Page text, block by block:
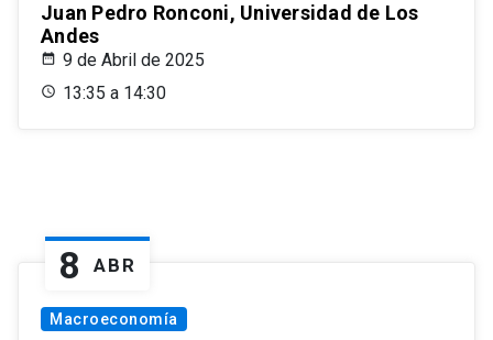
Juan Pedro Ronconi, Universidad de Los
Andes
9 de Abril de 2025
13:35 a 14:30
8 ABR
Macroeconomía